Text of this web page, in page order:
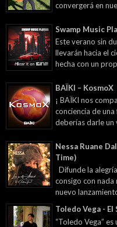
convergerá en
Swamp Music
Este verano sin
llevarán hacia el
hecha con un
BAÏKI – KosmoX
¡ BAÏKI nos
conciencia de
deberías darle un
Nessa Ruane
Time)
Difunde la
consigo con nada
nuevo
Toledo Vega - El
“Toledo Vega”